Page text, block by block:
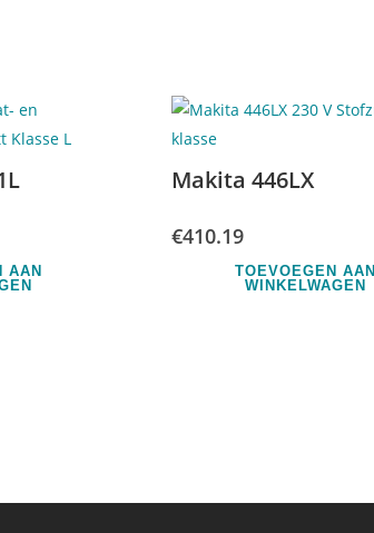
AAN
Makita 446LX
€410.19
TOEVOEGEN AAN
WINKELWAGEN